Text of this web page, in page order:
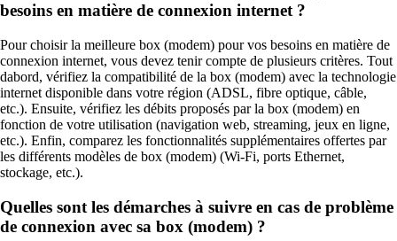
besoins en matière de connexion internet ?
Pour choisir la meilleure box (modem) pour vos besoins en matière de
connexion internet, vous devez tenir compte de plusieurs critères. Tout
dabord, vérifiez la compatibilité de la box (modem) avec la technologie
internet disponible dans votre région (ADSL, fibre optique, câble,
etc.). Ensuite, vérifiez les débits proposés par la box (modem) en
fonction de votre utilisation (navigation web, streaming, jeux en ligne,
etc.). Enfin, comparez les fonctionnalités supplémentaires offertes par
les différents modèles de box (modem) (Wi-Fi, ports Ethernet,
stockage, etc.).
Quelles sont les démarches à suivre en cas de problème
de connexion avec sa box (modem) ?